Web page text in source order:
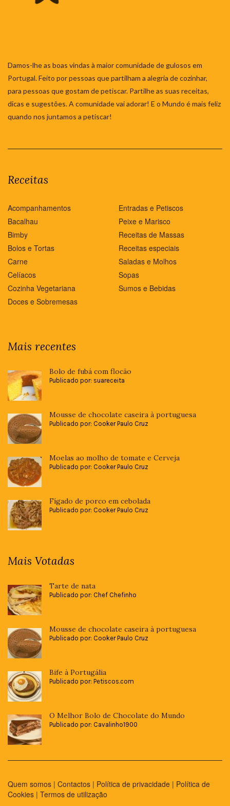
Damos-lhe as boas vindas à maior comunidade de gulosos em
Portugal. Feito por pessoas que partilham a alegria de cozinhar,
para pessoas que gostam de petiscar. Partilhe as suas receitas,
dicas e sugestões. A comunidade vai adorar! E o Mundo é mais feliz
quando nos juntamos a petiscar!
Receitas
Acompanhamentos
Bacalhau
Bimby
Bolos e Tortas
Carne
Celíacos
Cozinha Vegetariana
Doces e Sobremesas
Entradas e Petiscos
Peixe e Marisco
Receitas de Massas
Receitas especiais
Saladas e Molhos
Sopas
Sumos e Bebidas
Mais recentes
Bolo de fubá com flocão
Publicado por: suareceita
Mousse de chocolate caseira à portuguesa
Publicado por: Cooker Paulo Cruz
Moelas ao molho de tomate e Cerveja
Publicado por: Cooker Paulo Cruz
Fígado de porco em cebolada
Publicado por: Cooker Paulo Cruz
Mais Votadas
Tarte de nata
Publicado por: Chef Chefinho
Mousse de chocolate caseira à portuguesa
Publicado por: Cooker Paulo Cruz
Bife à Portugália
Publicado por: Petiscos.com
O Melhor Bolo de Chocolate do Mundo
Publicado por: Cavalinho1900
Quem somos | Contactos | Política de privacidade | Política de
Cookies | Termos de utilização